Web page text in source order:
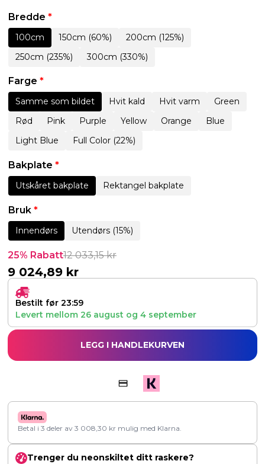
Bredde *
100cm 150cm (60%)
200cm (125%)
250cm (235%)
300cm (330%)
Farge *
Samme som bildet Hvit kald Hvit varm
Green
Rød
Pink Purple Yellow Orange
Blue
Light Blue
Full Color (22%)
Bakplate *
Utskåret bakplate Rektangel bakplate
Bruk *
Innendørs Utendørs (15%)
25% Rabatt12 033,15kr
9 024,89 kr
Bestilt før 23:59
Levert mellom 26 august og 4 september
LEGG I HANDLEKURVEN
Betal i 3 deler av 3 008,30 kr mulig med Klarna.
Trenger du neonskiltet ditt raskere?